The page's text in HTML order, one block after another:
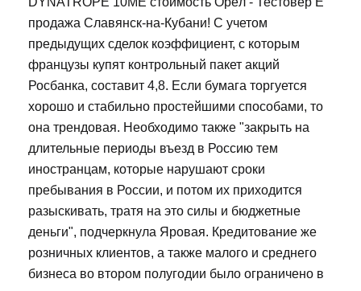
продажа Славянск-на-Кубани! С учетом
предыдущих сделок коэффициент, с которым
французы купят контрольный пакет акций
Росбанка, составит 4,8. Если бумага торгуется
хорошо и стабильно простейшими способами, то
она трендовая. Необходимо также "закрыть на
длительные периоды въезд в Россию тем
иностранцам, которые нарушают сроки
пребывания в России, и потом их приходится
разыскивать, тратя на это силы и бюджетные
деньги", подчеркнула Яровая. Кредитование же
розничных клиентов, а также малого и среднего
бизнеса во втором полугодии было ограничено в